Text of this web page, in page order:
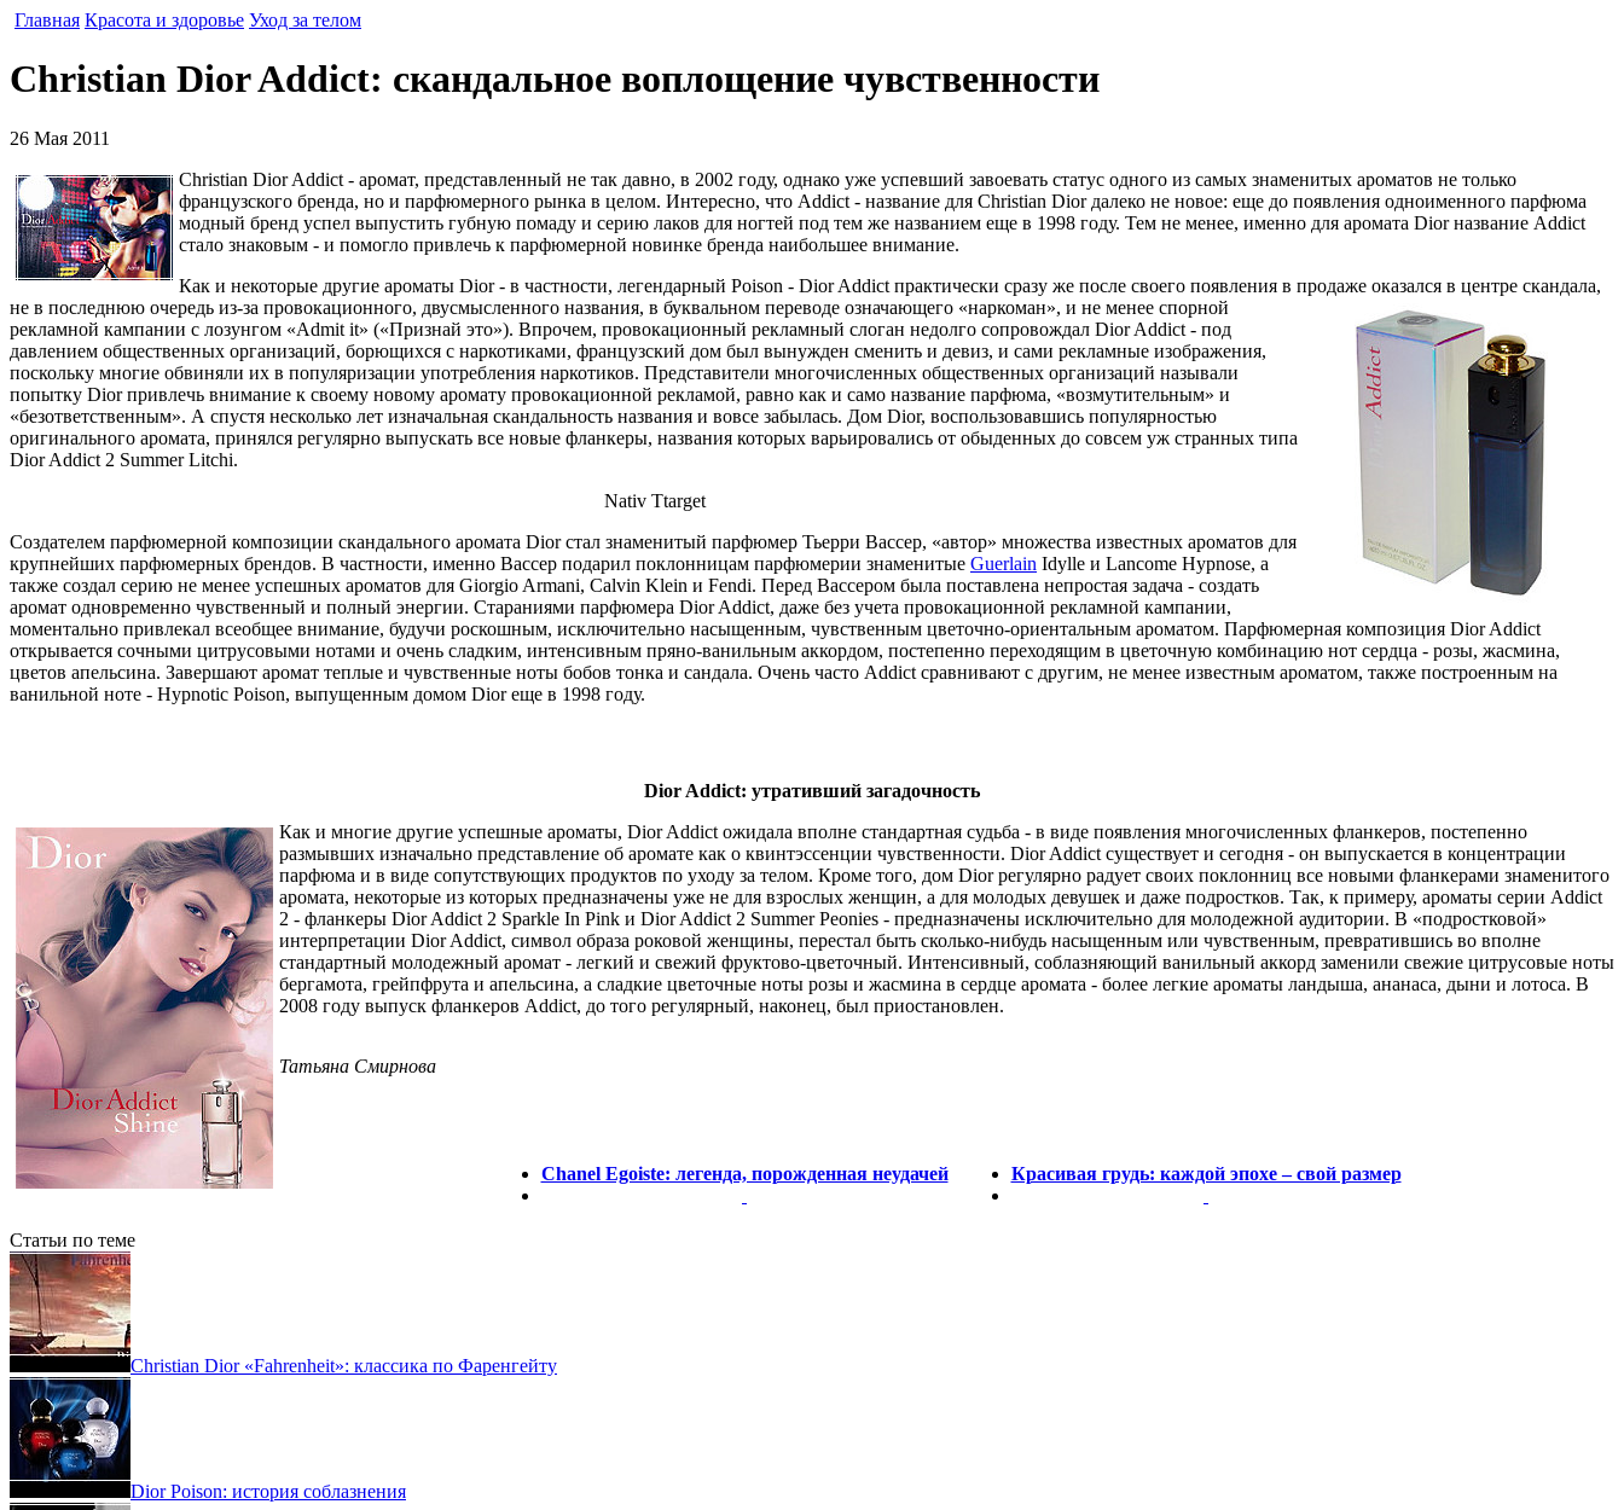
Главная Красота и здоровье Уход за телом
Christian Dior Addict: скандальное воплощение чувственности
26 Мая 2011
Christian Dior Addict - аромат, представленный не так давно, в 2002 году, однако уже успевший завоевать статус одного из самых знаменитых ароматов не только
французского бренда, но и парфюмерного рынка в целом. Интересно, что Addict - название для Christian Dior далеко не новое: еще до появления одноименного парфюма
модный бренд успел выпустить губную помаду и серию лаков для ногтей под тем же названием еще в 1998 году. Тем не менее, именно для аромата Dior название Addict
стало знаковым - и помогло привлечь к парфюмерной новинке бренда наибольшее внимание.
Как и некоторые другие ароматы Dior - в частности, легендарный Poison - Dior Addict практически сразу же после своего появления в продаже оказался в центре скандала,
не в последнюю очередь из-за провокационного, двусмысленного названия, в буквальном переводе означающего «наркоман», и не менее спорной
рекламной кампании с лозунгом «Admit it» («Признай это»). Впрочем, провокационный рекламный слоган недолго сопровождал Dior Addict - под
давлением общественных организаций, борющихся с наркотиками, французский дом был вынужден сменить и девиз, и сами рекламные изображения,
поскольку многие обвиняли их в популяризации употребления наркотиков. Представители многочисленных общественных организаций называли
попытку Dior привлечь внимание к своему новому аромату провокационной рекламой, равно как и само название парфюма, «возмутительным» и
«безответственным». А спустя несколько лет изначальная скандальность названия и вовсе забылась. Дом Dior, воспользовавшись популярностью
оригинального аромата, принялся регулярно выпускать все новые фланкеры, названия которых варьировались от обыденных до совсем уж странных типа
Dior Addict 2 Summer Litchi.
Nativ Ttarget
Создателем парфюмерной композиции скандального аромата Dior стал знаменитый парфюмер Тьерри Вассер, «автор» множества известных ароматов для
крупнейших парфюмерных брендов. В частности, именно Вассер подарил поклонницам парфюмерии знаменитые Guerlain Idylle и Lancome Hypnose, а
также создал серию не менее успешных ароматов для Giorgio Armani, Calvin Klein и Fendi. Перед Вассером была поставлена непростая задача - создать
аромат одновременно чувственный и полный энергии. Стараниями парфюмера Dior Addict, даже без учета провокационной рекламной кампании,
моментально привлекал всеобщее внимание, будучи роскошным, исключительно насыщенным, чувственным цветочно-ориентальным ароматом. Парфюмерная композиция Dior Addict
открывается сочными цитрусовыми нотами и очень сладким, интенсивным пряно-ванильным аккордом, постепенно переходящим в цветочную комбинацию нот сердца - розы, жасмина,
цветов апельсина. Завершают аромат теплые и чувственные ноты бобов тонка и сандала. Очень часто Addict сравнивают с другим, не менее известным ароматом, также построенным на
ванильной ноте - Hypnotic Poison, выпущенным домом Dior еще в 1998 году.
Dior Addict: утративший загадочность
Как и многие другие успешные ароматы, Dior Addict ожидала вполне стандартная судьба - в виде появления многочисленных фланкеров, постепенно
размывших изначально представление об аромате как о квинтэссенции чувственности. Dior Addict существует и сегодня - он выпускается в концентрации
парфюма и в виде сопутствующих продуктов по уходу за телом. Кроме того, дом Dior регулярно радует своих поклонниц все новыми фланкерами знаменитого
аромата, некоторые из которых предназначены уже не для взрослых женщин, а для молодых девушек и даже подростков. Так, к примеру, ароматы серии Addict
2 - фланкеры Dior Addict 2 Sparkle In Pink и Dior Addict 2 Summer Peonies - предназначены исключительно для молодежной аудитории. В «подростковой»
интерпретации Dior Addict, символ образа роковой женщины, перестал быть сколько-нибудь насыщенным или чувственным, превратившись во вполне
стандартный молодежный аромат - легкий и свежий фруктово-цветочный. Интенсивный, соблазняющий ванильный аккорд заменили свежие цитрусовые ноты
бергамота, грейпфрута и апельсина, а сладкие цветочные ноты розы и жасмина в сердце аромата - более легкие ароматы ландыша, ананаса, дыни и лотоса. В
2008 году выпуск фланкеров Addict, до того регулярный, наконец, был приостановлен.
Татьяна Смирнова
Chanel Egoiste: легенда, порожденная неудачей Красивая грудь: каждой эпохе – свой размер
Статьи по теме
Christian Dior «Fahrenheit»: классика по Фаренгейту
Dior Poison: история соблазнения